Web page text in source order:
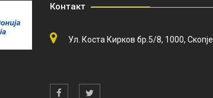
Контакт
Ул. Коста Кирков бр.5/8, 1000, Скопје